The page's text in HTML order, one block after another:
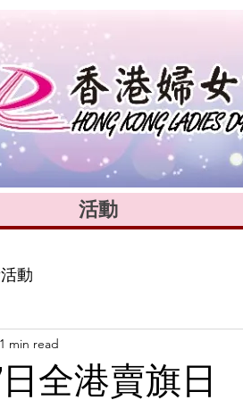
活動
動
全港賣旗日
1 min read